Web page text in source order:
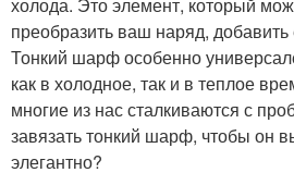
холода. Это элемент, который
преобразить ваш наряд,
Тонкий шарф особенно
как в холодное, так и в теплое
многие из нас сталкиваются с
завязать тонкий шарф, чтобы он
элегантно?